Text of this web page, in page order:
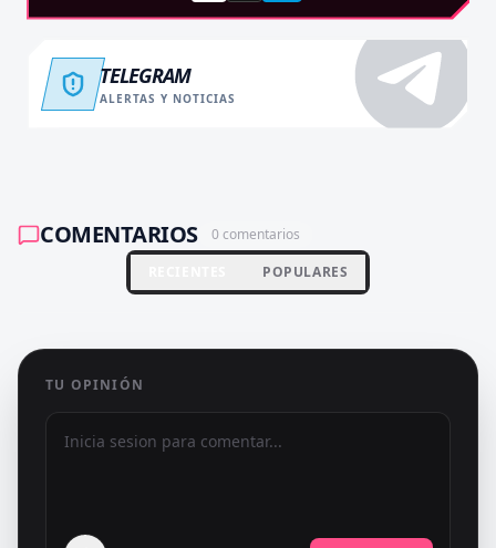
TELEGRAM
ALERTAS Y NOTICIAS
COMENTARIOS 0 comentarios
POPULARES
TU OPINIÓN